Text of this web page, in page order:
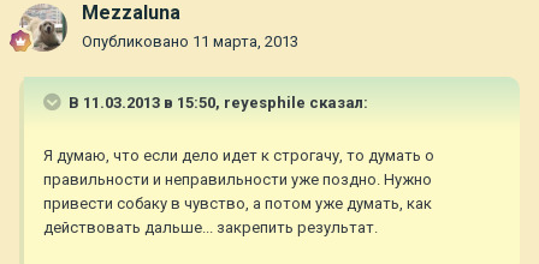
Mezzaluna
Опубликовано 11 марта, 2013
В 11.03.2013 в 15:50, reyesphile сказал:
Я думаю, что если дело идет к строгачу, то думать о
правильности и неправильности уже поздно. Нужно
привести собаку в чувство, а потом уже думать, как
действовать дальше... закрепить результат.